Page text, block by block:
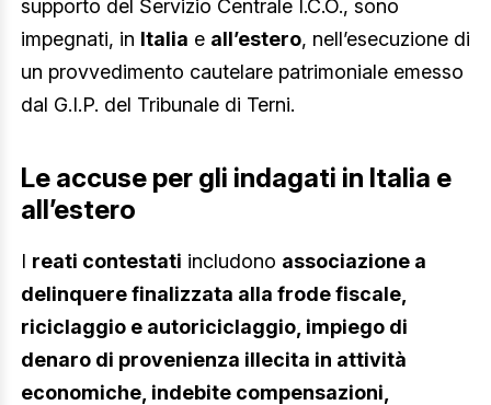
supporto del Servizio Centrale I.C.O., sono
impegnati, in Italia e all’estero, nell’esecuzione di
un provvedimento cautelare patrimoniale emesso
dal G.I.P. del Tribunale di Terni.
Le accuse per gli indagati in Italia e
all’estero
I reati contestati includono associazione a
delinquere finalizzata alla frode fiscale,
riciclaggio e autoriciclaggio, impiego di
denaro di provenienza illecita in attività
economiche, indebite compensazioni,